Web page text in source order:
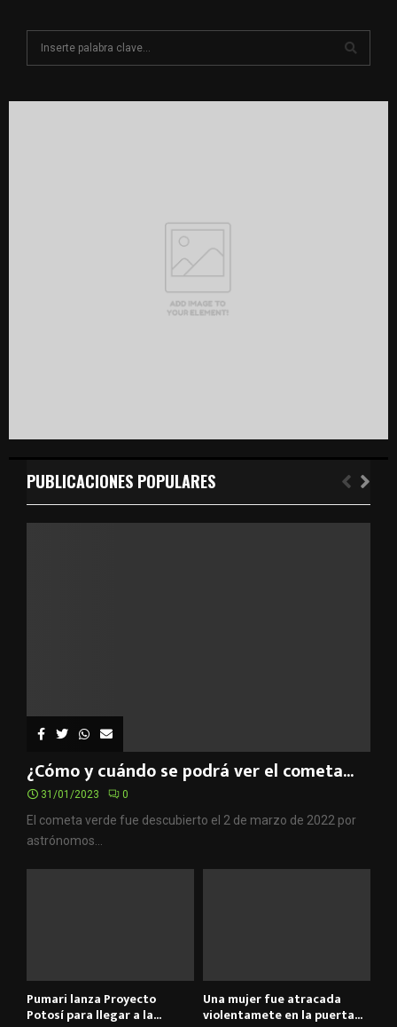
PUBLICACIONES POPULARES
¿Cómo y cuándo se podrá ver el cometa...
31/01/2023 0
El cometa verde fue descubierto el 2 de marzo de 2022 por
astrónomos...
Pumari lanza Proyecto
Potosí para llegar a la...
Una mujer fue atracada
violentamete en la puerta...